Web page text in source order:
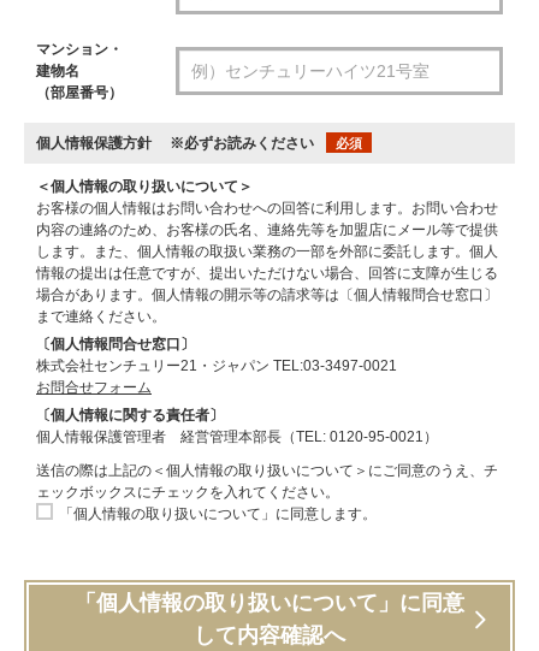
マンション・
建物名
（部屋番号）
個人情報保護方針 ※必ずお読みください 必須
＜個人情報の取り扱いについて＞
お客様の個人情報はお問い合わせへの回答に利用します。お問い合わせ
内容の連絡のため、お客様の氏名、連絡先等を加盟店にメール等で提供
します。また、個人情報の取扱い業務の一部を外部に委託します。個人
情報の提出は任意ですが、提出いただけない場合、回答に支障が生じる
場合があります。個人情報の開示等の請求等は〔個人情報問合せ窓口〕
まで連絡ください。
〔個人情報問合せ窓口〕
株式会社センチュリー21・ジャパン TEL:03-3497-0021
お問合せフォーム
〔個人情報に関する責任者〕
個人情報保護管理者 経営管理本部長（TEL: 0120-95-0021）
送信の際は上記の＜個人情報の取り扱いについて＞にご同意のうえ、チ
ェックボックスにチェックを入れてください。
「個人情報の取り扱いについて」に同意します。
「個人情報の取り扱いについて」に同意
して内容確認へ